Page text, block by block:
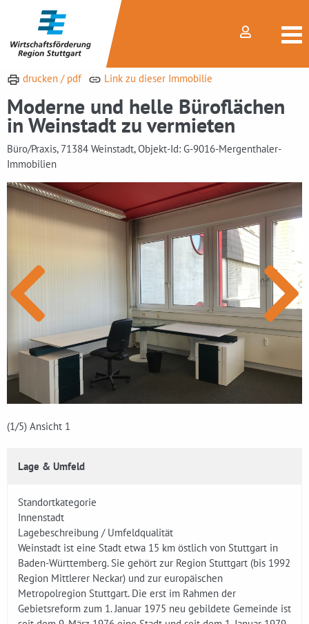
drucken / pdf Link zu dieser Immobilie
Moderne und helle Büroflächen
in Weinstadt zu vermieten
Büro/Praxis, 71384 Weinstadt, Objekt-Id: G-9016-Mergenthaler-
Immobilien
(1/5) Ansicht 1
Lage & Umfeld
Standortkategorie
Innenstadt
Lagebeschreibung / Umfeldqualität
Weinstadt ist eine Stadt etwa 15 km östlich von Stuttgart in
Baden-Württemberg. Sie gehört zur Region Stuttgart (bis 1992
Region Mittlerer Neckar) und zur europäischen
Metropolregion Stuttgart. Die erst im Rahmen der
Gebietsreform zum 1. Januar 1975 neu gebildete Gemeinde ist